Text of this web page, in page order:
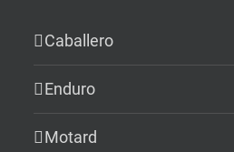
Caballero
Enduro
Motard